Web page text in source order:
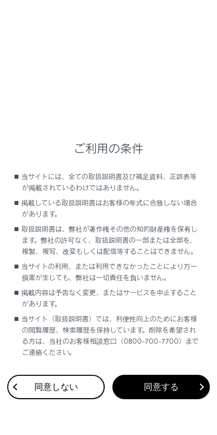
オートモードのときは、シフトレバーの操作に応じてパ
ーキングブレーキが自動で作動します。また、オートモ
除することができます。
操作のしかた
合わせて見られているページ
レーダークルーズコントロール
ドライブモードセレクトスイッチ
フルタイム4WD
このページは役に立ちましたか？
ご利用の条件
当サイトには、全ての取扱説明書及び補足資料、正誤表等
が掲載されているわけではありません。
掲載している取扱説明書はお客様の年式に合致しない場合
があります。
取扱説明書は、弊社が著作権その他の知的財産権を保有し
ます。弊社の許可なく、取扱説明書の一部または全部を、
複製、複写、改変もしくは配信等することはできません。
当サイトの利用、または利用できなかったことにより万一
損害が生じても、弊社は一切責任を負いません。
掲載内容は予告なく変更、またはサービスを中止すること
があります。
当サイト（取扱説明書）では、利便性向上のためにお客様
の閲覧履歴、検索履歴を保持しています。削除を希望され
る方は、当社のお客様相談窓口（0800-700-7700）まで
ご連絡ください。
同意しない 同意する